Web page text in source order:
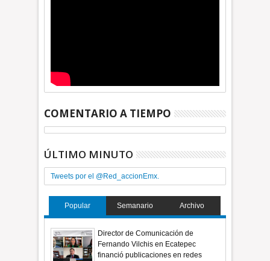
COMENTARIO A TIEMPO
ÚLTIMO MINUTO
Tweets por el @Red_accionEmx.
Popular Semanario Archivo
Director de Comunicación de
Fernando Vilchis en Ecatepec
financió publicaciones en redes